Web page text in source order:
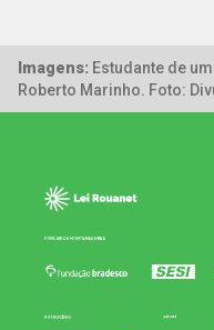
Imagens: Estudante de
Roberto Marinho. Foto: